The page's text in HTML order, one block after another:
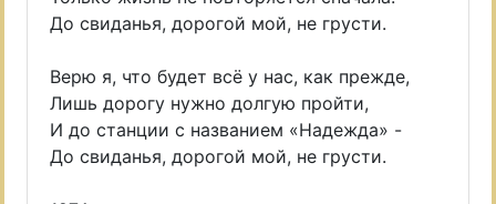
До свиданья, дорогой мой, не грусти.
Верю я, что будет всё у нас, как прежде,
Лишь дорогу нужно долгую пройти,
И до станции с названием «Надежда» -
До свиданья, дорогой мой, не грусти.